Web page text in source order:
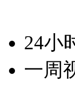
24小
一周